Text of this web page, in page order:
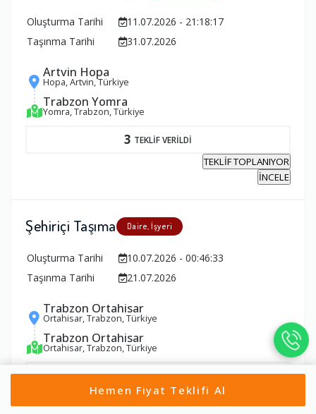
Oluşturma Tarihi
11.07.2026 - 21:18:17
Taşınma Tarihi
31.07.2026
Artvin Hopa
Hopa, Artvin, Türkiye
Trabzon Yomra
Yomra, Trabzon, Türkiye
3 TEKLİF VERİLDİ
TEKLİF TOPLANIYOR
İNCELE
Şehiriçi Taşıma Daire, İşyeri
Oluşturma Tarihi
10.07.2026 - 00:46:33
Taşınma Tarihi
21.07.2026
Trabzon Ortahisar
Ortahisar, Trabzon, Türkiye
Trabzon Ortahisar
Ortahisar, Trabzon, Türkiye
2TEKLİF VERİLDİ
TEKLİF TOPLANIYOR
Hemen Fiyat Teklifi Al